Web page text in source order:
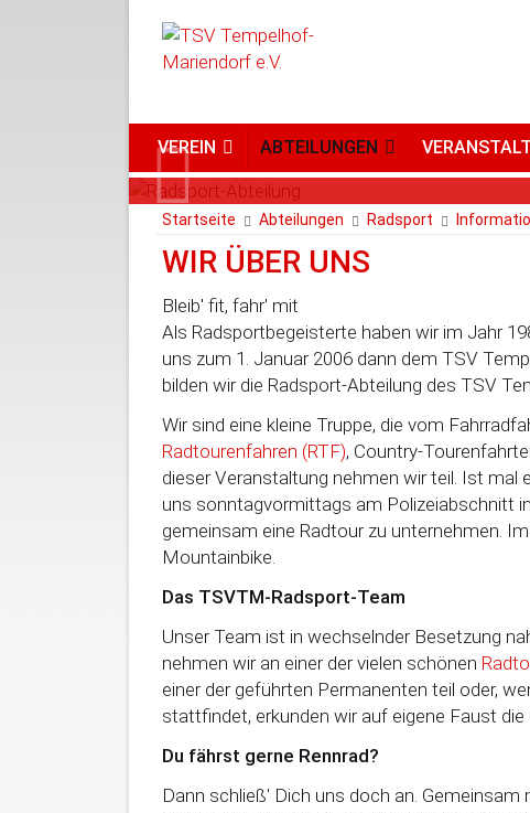
VEREIN ABTEILUNGEN
RADSPORT
RADSPORT
RADSPORT
RADSPORT
Previous
Startseite Abteilungen Radsport
WIR ÜBER UNS
Bleib' fit, fahr' mit
Als Radsportbegeisterte haben wir im Jahr
uns zum 1. Januar 2006 dann dem TSV
bilden wir die Radsport-Abteilung des TSV
Wir sind eine kleine Truppe, die vom
Radtourenfahren (RTF), Country-
dieser Veranstaltung nehmen wir teil. Ist
uns sonntagvormittags am Polizeiabschnitt
gemeinsam eine Radtour zu unternehmen.
Mountainbike.
Das TSVTM-Radsport-Team
Unser Team ist in wechselnder Besetzung
nehmen wir an einer der vielen schönen
einer der geführten Permanenten teil oder,
stattfindet, erkunden wir auf eigene Faust die
Du fährst gerne Rennrad?
Dann schließ' Dich uns doch an.